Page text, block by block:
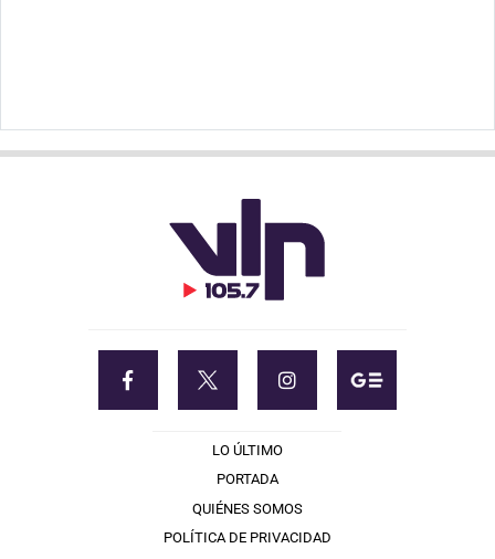
LO ÚLTIMO
PORTADA
QUIÉNES SOMOS
POLÍTICA DE PRIVACIDAD